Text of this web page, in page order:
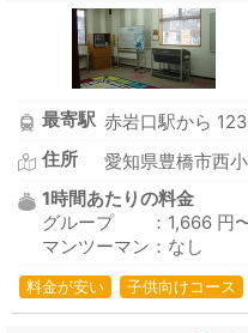
最寄駅 赤岩口駅から
住所
愛知県豊橋市西
1時間あたりの料金
グループ ：1,666 円
マンツーマン：なし
料金が安い 子供向けコース